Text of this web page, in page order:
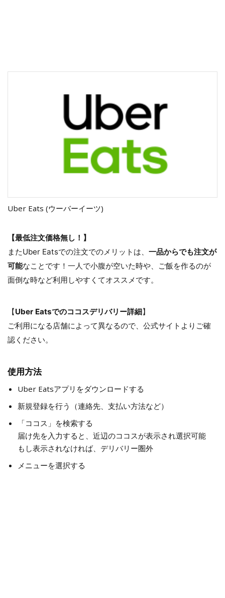
Uber Eats (ウーバーイーツ)
【最低注文価格無し！】
またUber Eatsでの注文でのメリットは、 一品からでも注文が
可能なことです！一人で小腹が空いた時や、ご飯を作るのが
面倒な時など利用しやすくてオススメです。
【Uber Eatsでのココスデリバリー詳細】
ご利用になる店舗によって異なるので、公式サイトよりご確
認ください。
使用方法
Uber Eatsアプリをダウンロードする
新規登録を行う（連絡先、支払い方法など）
「ココス」を検索する
届け先を入力すると、近辺のココスが表示され選択可能
もし表示されなければ、デリバリー圏外
メニューを選択する